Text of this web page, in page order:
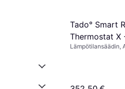
Tado° Smart
Thermostat X
Lämpötilansäädin,